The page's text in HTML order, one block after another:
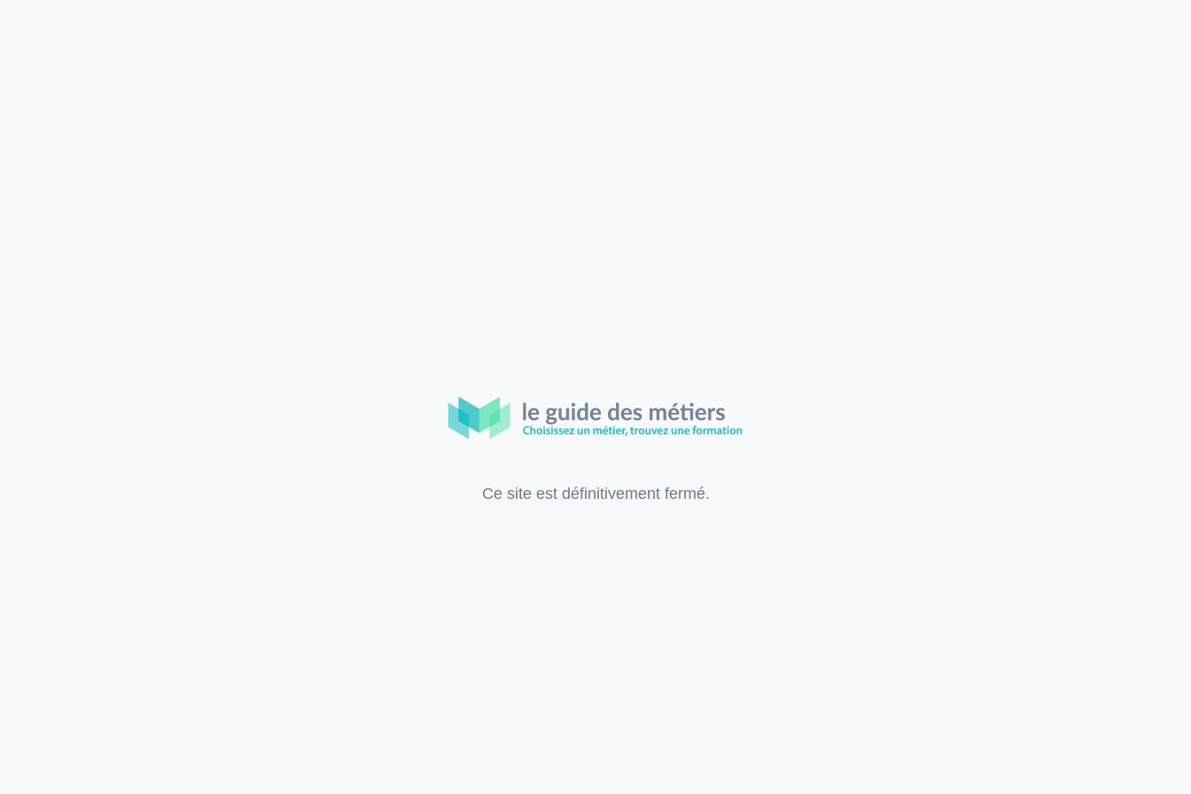
Ce site est définitivement fermé.